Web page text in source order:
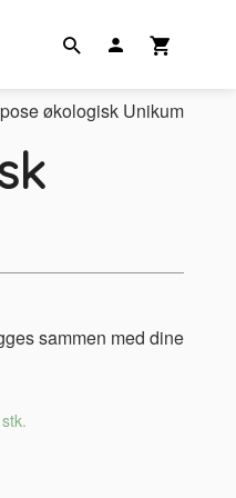
økologisk Unikum
sammen med dine